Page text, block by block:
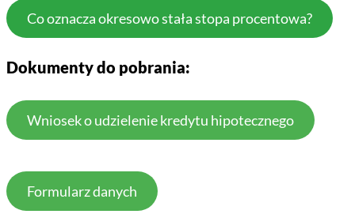
Co oznacza okresowo stała stopa procentowa?
Dokumenty do pobrania:
Wniosek o udzielenie kredytu hipotecznego
Formularz danych